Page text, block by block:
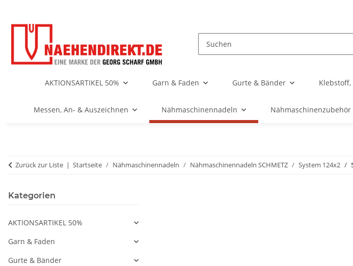
AKTIONSARTIKEL 50% Garn & Faden Gurte & Bänder Klebstoff,
Messen, An- & Auszeichnen Nähmaschinennadeln Nähmaschinenzubehör
Zurück zur Liste Startseite Nähmaschinennadeln Nähmaschinennadeln SCHMETZ System 124x2
Kategorien
AKTIONSARTIKEL 50%
Garn & Faden
Gurte & Bänder